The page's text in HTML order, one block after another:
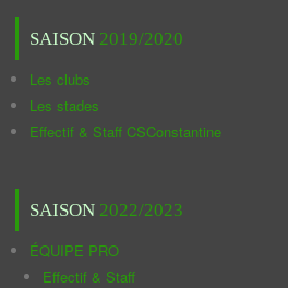
SAISON 2019/2020
Les clubs
Les stades
Effectif & Staff CSConstantine
SAISON 2022/2023
ÉQUIPE PRO
Effectif & Staff